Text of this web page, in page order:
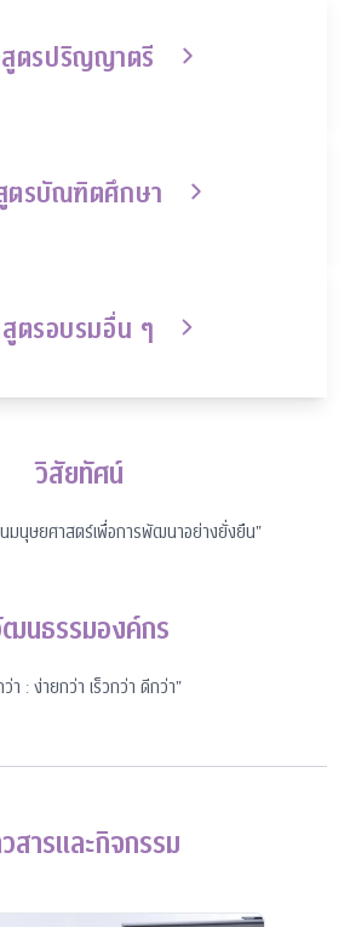
ตรปริญญาตรี
ตรบัณฑิตศึกษา
ตรอบรมอื่น ๆ
วิสัยทัศน์
มนุษยศาสตร์เพื่อการพัฒนาอย่างยั่งยืน"
นธรรมองค์กร
า : ง่ายกว่า เร็วกว่า ดีกว่า"
สารและกิจกรรม